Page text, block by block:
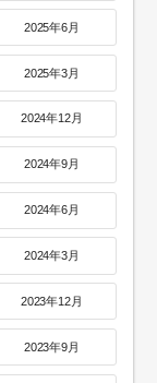
2025年6月
2025年3月
2024年12月
2024年9月
2024年6月
2024年3月
2023年12月
2023年9月